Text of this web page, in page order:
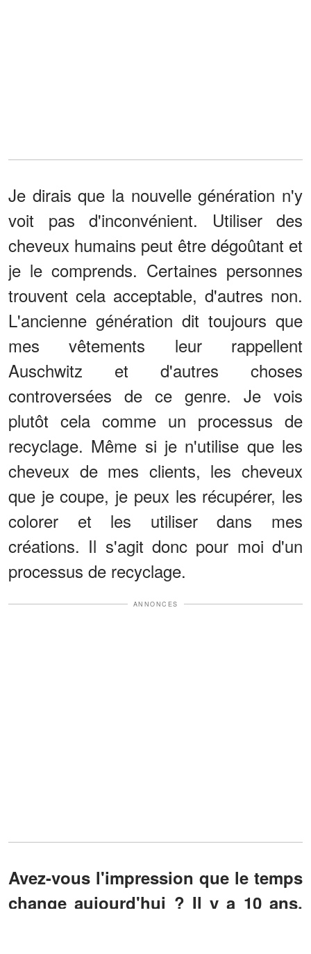
Je dirais que la nouvelle génération n'y
voit pas d'inconvénient. Utiliser des
cheveux humains peut être dégoûtant et
je le comprends. Certaines personnes
trouvent cela acceptable, d'autres non.
L'ancienne génération dit toujours que
mes vêtements leur rappellent
Auschwitz et d'autres choses
controversées de ce genre. Je vois
plutôt cela comme un processus de
recyclage. Même si je n'utilise que les
cheveux de mes clients, les cheveux
que je coupe, je peux les récupérer, les
colorer et les utiliser dans mes
créations. Il s'agit donc pour moi d'un
processus de recyclage.
ANNONCES
Avez-vous l'impression que le temps
change aujourd'hui ? Il y a 10 ans,